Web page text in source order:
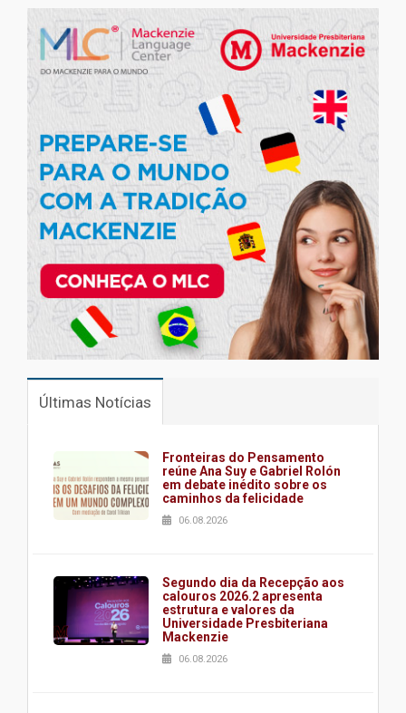
Últimas Notícias
Fronteiras do Pensamento
reúne Ana Suy e Gabriel Rolón
em debate inédito sobre os
caminhos da felicidade
06.08.2026
Segundo dia da Recepção aos
calouros 2026.2 apresenta
estrutura e valores da
Universidade Presbiteriana
Mackenzie
06.08.2026